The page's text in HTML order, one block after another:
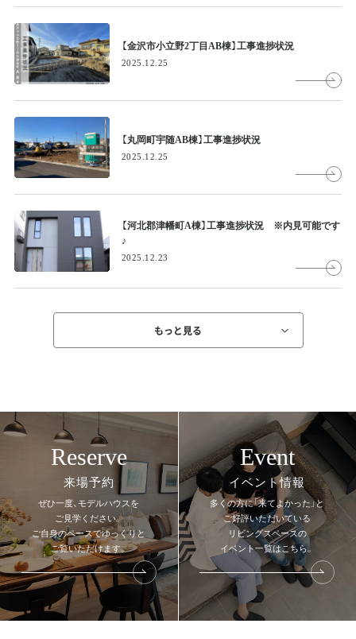
【金沢市小立野2丁目AB棟】工事進捗状況
2025.12.25
【丸岡町宇随AB棟】工事進捗状況
2025.12.25
【河北郡津幡町A棟】工事進捗状況 ※内見可能です
♪
2025.12.23
もっと見る
Reserve
来場予約
ぜひ一度、モデルハウスを
ご見学ください。
ご自身のペースでゆっくりと
ご覧いただけます。
Event
イベント情報
多くの方に「来てよかった」と
ご好評いただいている
リビングスペースの
イベント一覧はこちら。